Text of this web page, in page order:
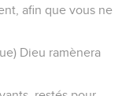
afin que vous ne
Dieu ramènera